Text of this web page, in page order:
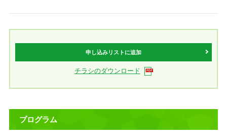
申し込みリストに追加
チラシのダウンロード
プログラム